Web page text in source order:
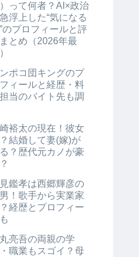
って何者？AI×政治
浮上した“気になる
のプロフィールと評
とめ（2026年最
ポコ団キングのプ
ィールと経歴・料
当のバイト先も調
裕太の現在！彼女
結婚して妻(嫁)が
？歴代元カノが豪
鑑孝は西郷輝彦の
！歌手から実業家
経歴とプロフィー
亮吾の両親の学
職業もスゴイ？母